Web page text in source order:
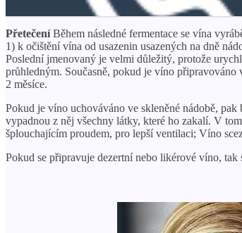
PřetečeníBěhem následné fermentace se vína
1) k očištění vína od usazenin usazených na dně
Poslední jmenovaný je velmi důležitý, protože
průhledným. Současně, pokud je víno připravováno
2 měsíce.
Pokud je víno uchováváno ve skleněné nádobě,
vypadnou z něj všechny látky, které ho zakalí. V
šplouchajícím proudem, pro lepší ventilaci; Víno
Pokud se připravuje dezertní nebo likérové ​​víno,